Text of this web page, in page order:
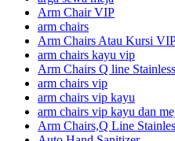
Arm Chair VIP
arm chairs
Arm Chairs Atau Kursi
arm chairs kayu vip
Arm Chairs Q line Stainless
arm chairs vip
arm chairs vip kayu
arm chairs vip kayu dan
Arm Chairs,Q Line